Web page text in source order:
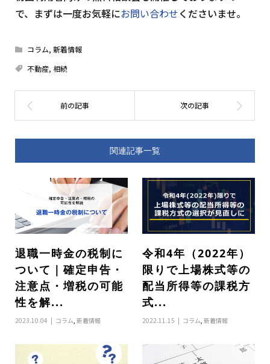
で、まずは一度お気軽にお問い合わせくださいませ。
コラム, 新着情報
不動産, 相続
関連記事一覧
退職一時金の税制に
ついて｜確定申告・
注意点・増税の可能
性を解...
2023.10.04 コラム 新着情報
令和4年（2022年）
限りで上場株式等の
配当所得等の課税方
式...
2022.11.15 コラム ,新着情報